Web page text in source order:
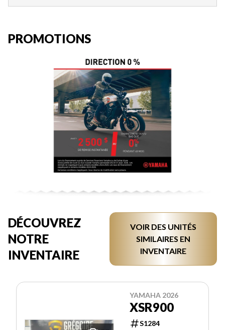
PROMOTIONS
DÉCOUVREZ
NOTRE
INVENTAIRE
VOIR DES UNITÉS
SIMILAIRES EN
INVENTAIRE
YAMAHA 2026
XSR900
S1284